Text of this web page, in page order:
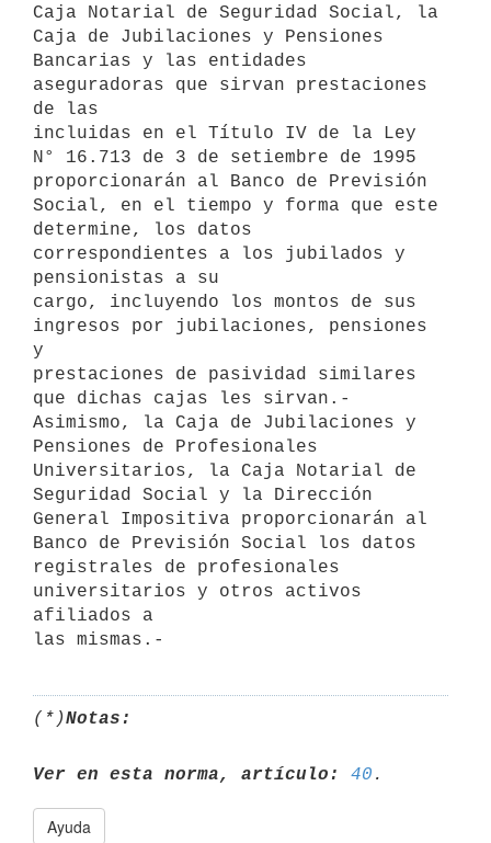
Caja Notarial de Seguridad Social, la
Caja de Jubilaciones y Pensiones
Bancarias y las entidades
aseguradoras que sirvan prestaciones
de las
incluidas en el Título IV de la Ley
N° 16.713 de 3 de setiembre de 1995
proporcionarán al Banco de Previsión
Social, en el tiempo y forma que este
determine, los datos
correspondientes a los jubilados y
pensionistas a su
cargo, incluyendo los montos de sus
ingresos por jubilaciones, pensiones
y
prestaciones de pasividad similares
que dichas cajas les sirvan.-
Asimismo, la Caja de Jubilaciones y
Pensiones de Profesionales
Universitarios, la Caja Notarial de
Seguridad Social y la Dirección
General Impositiva proporcionarán al
Banco de Previsión Social los datos
registrales de profesionales
universitarios y otros activos
afiliados a
(*)Notas:
Ver en esta norma, artículo: 40
Ayuda